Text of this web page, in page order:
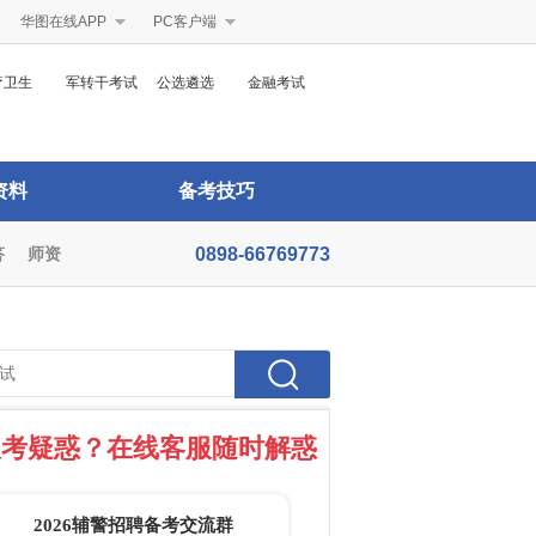
华图在线APP PC客户端
卫生 军转干考试 公选遴选 金融考试
料 备考技巧
师资 0898-66769773
疑惑？在线客服随时解惑
2026辅警招聘备考交流群